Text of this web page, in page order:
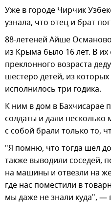
Уже в городе Чирчик
узнала, что отец и брат
88-летеней Айше
из Крыма было 16 лет. В
преклонного возраста
шестеро детей, из
исполнилось три годика.
К ним в дом в Бахчисарае
солдаты и дали
с собой брали только то,
"Я помню, что тогда шел
также выводили соседей,
на машины и отвезли на
где нас поместили в
мы даже не знали куда",